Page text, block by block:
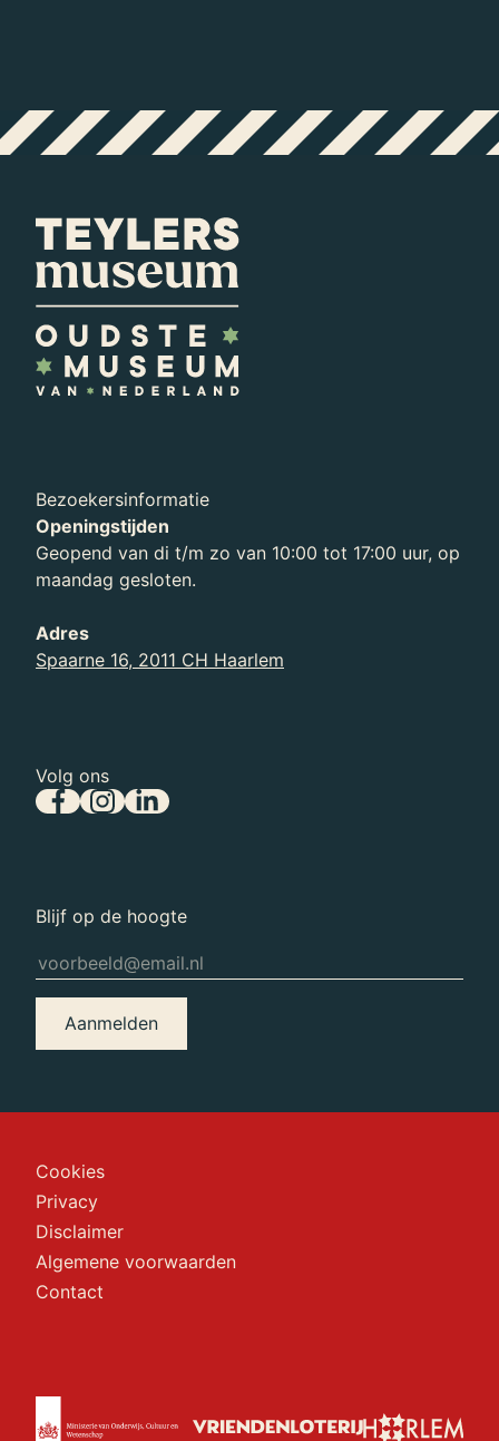
Nieuws
Lees het laatste nieuws over Teylers Museum.
Bezoekersinformatie
Openingstijden
Geopend van di t/m zo van 10:00 tot 17:00 uur, op
maandag gesloten.
Adres
Spaarne 16, 2011 CH Haarlem
Volg ons
Blijf op de hoogte
Aanmelden
Cookies
Privacy
Disclaimer
Algemene voorwaarden
Contact